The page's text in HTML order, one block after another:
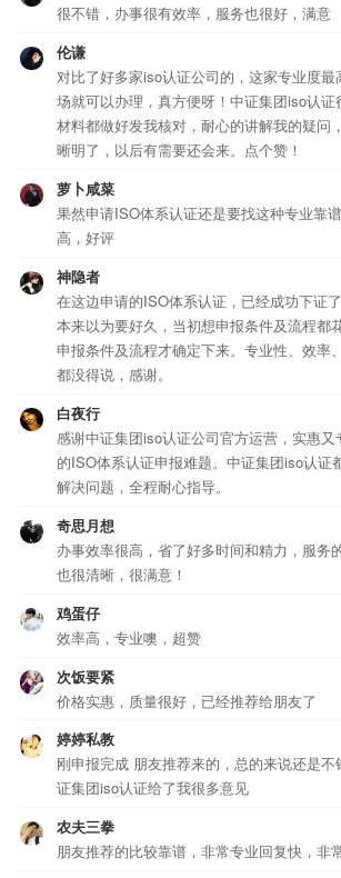
很不错，办事很有效率，服务也很好，满意
伦谦
对比了好多家iso认证公司的，这家专业度
场就可以办理，真方便呀！中证集团iso认
材料都做好发我核对，耐心的讲解我的疑问
晰明了，以后有需要还会来。点个赞！
萝卜咸菜
果然申请ISO体系认证还是要找这种专业靠
高，好评
神隐者
在这边申请的ISO体系认证，已经成功下证
本来以为要好久，当初想申报条件及流程都
申报条件及流程才确定下来。专业性、效率
都没得说，感谢。
白夜行
感谢中证集团iso认证公司官方运营，实惠
的ISO体系认证申报难题。中证集团iso认证
解决问题，全程耐心指导。
奇思月想
办事效率很高，省了好多时间和精力，服务
也很清晰，很满意！
鸡蛋仔
效率高，专业噢，超赞
次饭要紧
价格实惠，质量很好，已经推荐给朋友了
婷婷私教
刚申报完成 朋友推荐来的，总的来说还是
证集团iso认证给了我很多意见
农夫三拳
朋友推荐的比较靠谱，非常专业回复快，非